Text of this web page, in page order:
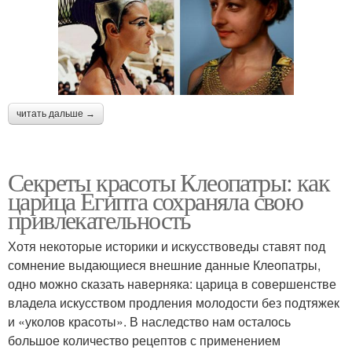
читать дальше →
Секреты красоты Клеопатры: как
царица Египта сохраняла свою
привлекательность
Хотя некоторые историки и искусствоведы ставят под
сомнение выдающиеся внешние данные Клеопатры,
одно можно сказать наверняка: царица в совершенстве
владела искусством продления молодости без подтяжек
и «уколов красоты». В наследство нам осталось
большое количество рецептов с применением